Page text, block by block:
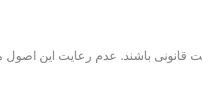
بدون ممنوعیت قانونی باشند. عدم